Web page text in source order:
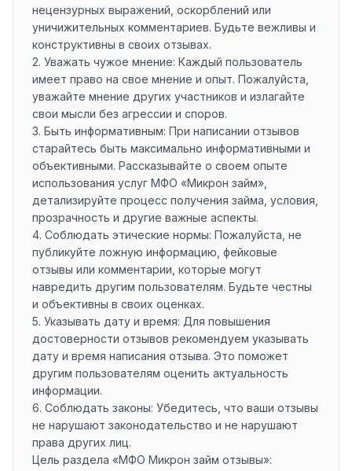
нецензурных выражений, оскорблений или
уничижительных комментариев. Будьте вежливы и
конструктивны в своих отзывах.
2. Уважать чужое мнение: Каждый пользователь
имеет право на свое мнение и опыт. Пожалуйста,
уважайте мнение других участников и излагайте
свои мысли без агрессии и споров.
3. Быть информативным: При написании отзывов
старайтесь быть максимально информативными и
объективными. Рассказывайте о своем опыте
использования услуг МФО «Микрон займ»,
детализируйте процесс получения займа, условия,
прозрачность и другие важные аспекты.
4. Соблюдать этические нормы: Пожалуйста, не
публикуйте ложную информацию, фейковые
отзывы или комментарии, которые могут
навредить другим пользователям. Будьте честны
и объективны в своих оценках.
5. Указывать дату и время: Для повышения
достоверности отзывов рекомендуем указывать
дату и время написания отзыва. Это поможет
другим пользователям оценить актуальность
информации.
6. Соблюдать законы: Убедитесь, что ваши отзывы
не нарушают законодательство и не нарушают
права других лиц.
Цель раздела «МФО Микрон займ отзывы»: